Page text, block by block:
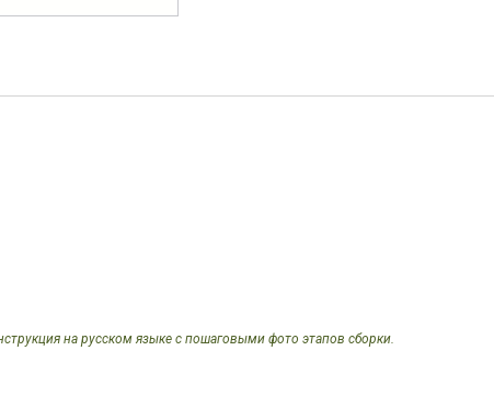
на русском языке с пошаговыми фото этапов сборки.